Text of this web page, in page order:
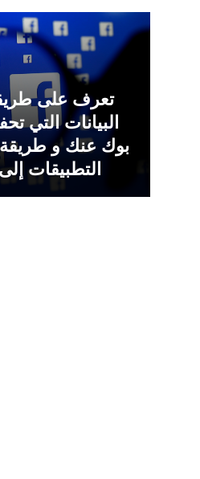
تعرف على
البيانات التي
بوك عنك و
التطبيقات